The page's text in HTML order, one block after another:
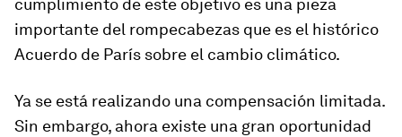
cumplimiento de este objetivo es una pieza
importante del rompecabezas que es el histórico
Acuerdo de París sobre el cambio climático.
Ya se está realizando una compensación limitada.
Sin embargo, ahora existe una gran oportunidad